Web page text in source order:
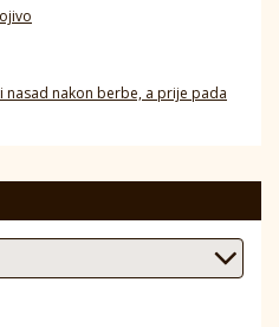
nakon berbe, a prije pada